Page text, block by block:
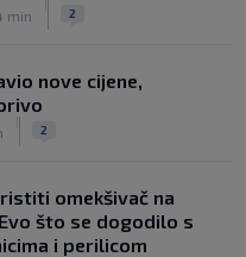
min 2
nove cijene,
2
omekšivač na
što se dogodilo s
i perilicom